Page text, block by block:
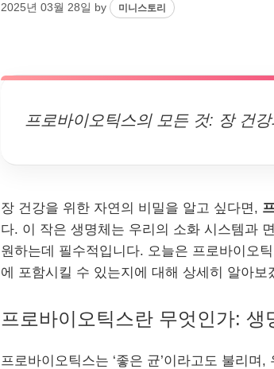
2025년 03월 28일 by 미니스토리
프로바이오틱스의 모든 것: 장 건
장 건강을 위한 자연의 비밀을 알고 싶다면,
다. 이 작은 생명체는 우리의 소화 시스템과
원하는데 필수적입니다. 오늘은 프로바이오
에 포함시킬 수 있는지에 대해 상세히 알아보
프로바이오틱스란 무엇인가: 생
프로바이오틱스는 ‘좋은 균’이라고도 불리